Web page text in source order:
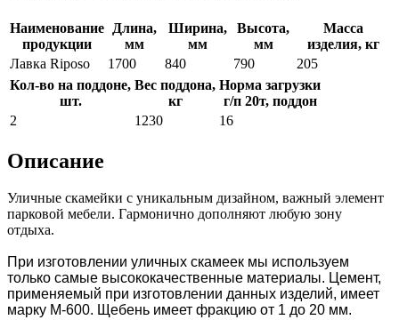
Наименование
продукции
Длина,
мм
Ширина,
мм
Высота,
мм
Масса
изделия, кг
Лавка Riposo
1700 840 790
205
Кол-во на поддоне,
шт.
Вес поддона,
кг
Норма загрузки
г/п 20т, поддон
2
1230 16
Описание
Уличные скамейки с уникальным дизайном, важный элемент
парковой мебели. Гармонично дополняют любую зону
отдыха.
При изготовлении уличных скамеек мы используем
только самые высококачественные материалы. Цемент,
применяемый при изготовлении данных изделий, имеет
марку М-600. Щебень имеет фракцию от 1 до 20 мм.